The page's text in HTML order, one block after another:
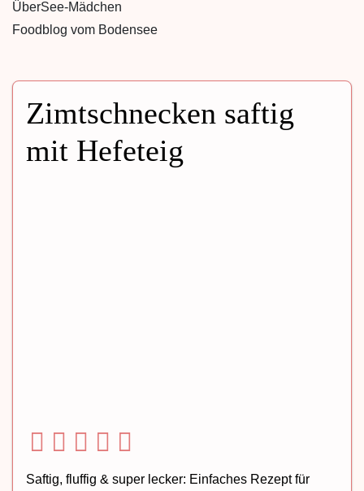
Zimtschnecken saftig
mit Hefeteig
Saftig, fluffig & super lecker: Einfaches Rezept für